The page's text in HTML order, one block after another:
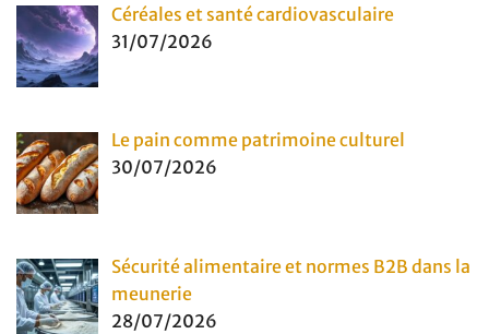
Céréales et santé cardiovasculaire
31/07/2026
Le pain comme patrimoine culturel
30/07/2026
Sécurité alimentaire et normes B2B dans la
meunerie
28/07/2026